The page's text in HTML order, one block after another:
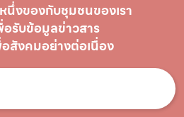
นึ่งของกับชุมชนของเรา
อรับข้อมูลข่าวสาร
สังคมอย่างต่อเนื่อง